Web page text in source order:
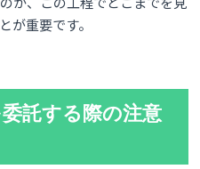
が重要です。
託する際の注意